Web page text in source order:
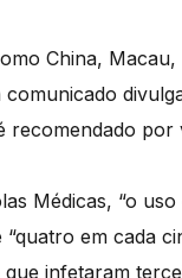
China,
recomendado por
Médicas, “o
“quatro em cada
infetaram